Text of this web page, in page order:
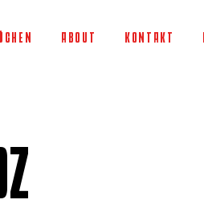
ABOUT KONTAKT